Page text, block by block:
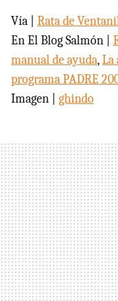
Vía | Rata de
En El Blog Salmón |
manual de ayuda,La
programa PADRE
Imagen | ghindo